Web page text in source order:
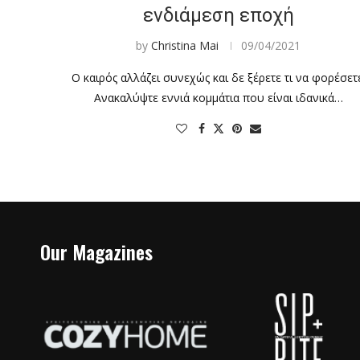
ενδιάμεση εποχή
byChristina Mai 09/04/2021
Ο καιρός αλλάζει συνεχώς και δε ξέρετε τι να
Ανακαλύψτε εννιά κομμάτια που είναι ιδανικά…
Our Magazines